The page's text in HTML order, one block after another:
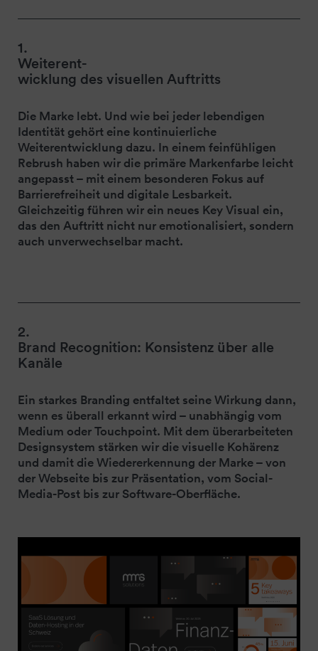
1.
Weiterent-
wicklung des visuellen Auftritts
Die Marke lebt. Und wie bei jeder lebendigen
Identität gehört eine kontinuierliche
Weiterentwicklung dazu. In einem feinfühligen
Rebrush haben wir die primäre Markenfarbe leicht
angepasst – mit einem besonderen Fokus auf
Barrierefreiheit und digitale Lesbarkeit.
Gleichzeitig führen wir ein neues Key Visual ein,
das den Auftritt nicht nur emotionalisiert, sondern
auch unverwechselbar macht.
2.
Brand Recognition: Konsistenz über alle
Kanäle
Ein starkes Branding entfaltet seine Wirkung dann,
wenn es überall erkannt wird – unabhängig vom
Medium oder Touchpoint. Mit dem überarbeiteten
Designsystem stärken wir die visuelle Kohärenz
und damit die Wiedererkennung der Marke – von
der Webseite bis zur Präsentation, vom Social-
Media-Post bis zur Software-Oberfläche.